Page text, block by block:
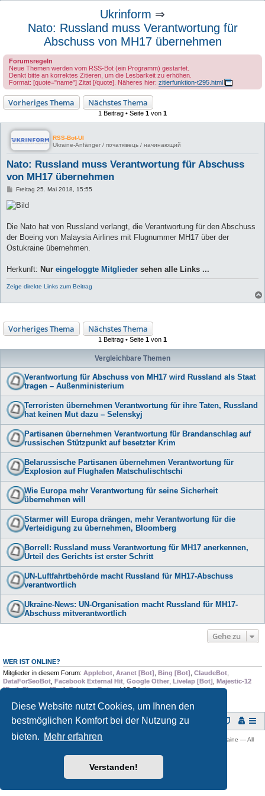
Diese Website nutzt Cookies, um Ihnen den
bestmöglichen Komfort bei der Nutzung zu
bieten.
Mehr erfahren
Verstanden!
Ukrinform ⇒
Nato: Russland muss Verantwortung für
Abschuss von MH17 übernehmen
Forumsregeln
Neue Themen werden vom RSS-Bot (ein Programm) gestartet.
Denkt bitte an korrektes Zitieren, um die Lesbarkeit zu erhöhen.
Format: [quote="name"] Zitat [/quote]. Näheres hier: zitierfunktion-t295.html
Vorheriges Thema Nächstes Thema
1 Beitrag • Seite 1 von 1
RSS-Bot-UI
Ukraine-Anfänger / початківець / начинающий
Nato: Russland muss Verantwortung für Abschuss
von MH17 übernehmen
B
i
t
a
g
Freitag 25. Mai 2018, 15:55
Die Nato hat von Russland verlangt, die Verantwortung für den Abschuss
der Boeing von Malaysia Airlines mit Flugnummer MH17 über der
Ostukraine übernehmen.
Herkunft: Nur eingeloggte Mitglieder sehen alle Links ...
Zeige direkte Links zum Beitrag
Vorheriges Thema Nächstes Thema
1 Beitrag • Seite 1 von 1
Vergleichbare Themen
Verantwortung für Abschuss von MH17 wird Russland als Staat
tragen – Außenministerium
Terroristen übernehmen Verantwortung für ihre Taten, Russland
hat keinen Mut dazu – Selenskyj
Partisanen übernehmen Verantwortung für Brandanschlag auf
russischen Stützpunkt auf besetzter Krim
Belarussische Partisanen übernehmen Verantwortung für
Explosion auf Flughafen Matschulischtschi
Wie Europa mehr Verantwortung für seine Sicherheit
übernehmen will
Starmer will Europa drängen, mehr Verantwortung für die
Verteidigung zu übernehmen, Bloomberg
Borrell: Russland muss Verantwortung für MH17 anerkennen,
Urteil des Gerichts ist erster Schritt
UN-Luftfahrtbehörde macht Russland für MH17-Abschuss
verantwortlich
Ukraine-News: UN-Organisation macht Russland für MH17-
Abschuss mitverantwortlich
Gehe zu
WER IST ONLINE?
Mitglieder in diesem Forum: Applebot Aranet [Bot] Bing [Bot] ClaudeBot
DataForSeoBot Facebook External Hit Google Other Livelap [Bot] Majestic-12
[Bot],Pleroma [Bot],TelegramBotund 12 Gäste
Foren-Übersicht
Copyright © 2009 -2026 Ukraine-Forum: Infos, Tipps und Diskussionen zur Ukraine — All
Deutsche Übersetzung durch